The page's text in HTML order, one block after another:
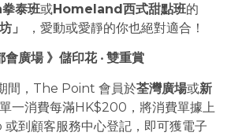
泰班或Homeland西式甜點班的
」
，愛動或愛靜的你也絕對適合！
會廣場 》儲印花 ‧ 雙重賞
間，The Point 會員於荃灣廣場或新
一消費每滿HK$200，將消費單據上
到顧客服務中心登記，即可獲電子